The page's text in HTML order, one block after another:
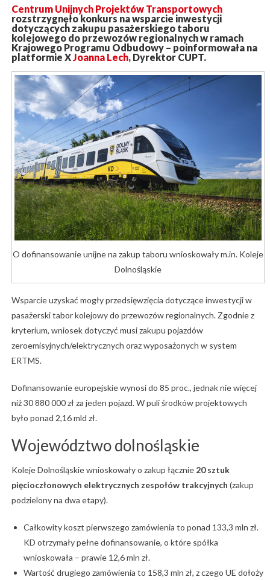
Centrum Unijnych Projektów Transportowych
rozstrzygnęło konkurs na wsparcie inwestycji
dotyczących zakupu pasażerskiego taboru
kolejowego do przewozów regionalnych w ramach
Krajowego Programu Odbudowy – poinformowała na
platformie XJoanna Lech, Dyrektor CUPT.
O dofinansowanie unijne na zakup taboru wnioskowały m.in. Koleje
Dolnośląskie
Wsparcie uzyskać mogły przedsięwzięcia dotyczące inwestycji w
pasażerski tabor kolejowy do przewozów regionalnych. Zgodnie z
kryterium, wniosek dotyczyć musi zakupu pojazdów
zeroemisyjnych/elektrycznych oraz wyposażonych w system
ERTMS.
Dofinansowanie europejskie wynosi do 85 proc., jednak nie więcej
niż 30 880 000 zł za jeden pojazd. W puli środków projektowych
było ponad 2,16 mld zł.
Województwo dolnośląskie
Koleje Dolnośląskie wnioskowały o zakup łącznie 20 sztuk
pięcioczłonowych elektrycznych zespołów trakcyjnych (zakup
podzielony na dwa etapy).
Całkowity koszt pierwszego zamówienia to ponad 133,3 mln zł.
KD otrzymały pełne dofinansowanie, o które spółka
wnioskowała – prawie 12,6 mln zł.
Wartość drugiego zamówienia to 158,3 mln zł, z czego UE dołoży